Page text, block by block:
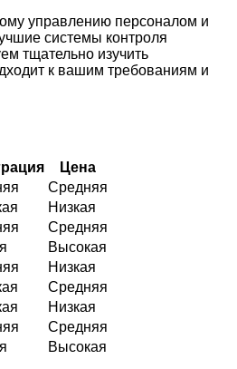
управлению персоналом и
системы контроля
тщательно изучить
к вашим требованиям и
Цена
Средняя
Низкая
Средняя
Высокая
Низкая
Средняя
Низкая
Средняя
Высокая